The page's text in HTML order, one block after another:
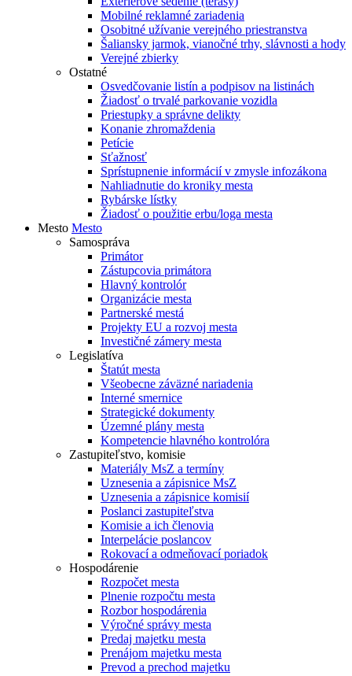
Mobilné reklamné zariadenia
Osobitné užívanie verejného priestranstva
Šaliansky jarmok, vianočné trhy, slávnosti a hody
Verejné zbierky
Ostatné
Osvedčovanie listín a podpisov na listinách
Žiadosť o trvalé parkovanie vozidla
Priestupky a správne delikty
Konanie zhromaždenia
Petície
Sťažnosť
Sprístupnenie informácií v zmysle infozákona
Nahliadnutie do kroniky mesta
Rybárske lístky
Žiadosť o použitie erbu/loga mesta
Mesto Mesto
Samospráva
Primátor
Zástupcovia primátora
Hlavný kontrolór
Organizácie mesta
Partnerské mestá
Projekty EU a rozvoj mesta
Investičné zámery mesta
Legislatíva
Štatút mesta
Všeobecne záväzné nariadenia
Interné smernice
Strategické dokumenty
Územné plány mesta
Kompetencie hlavného kontrolóra
Zastupiteľstvo, komisie
Materiály MsZ a termíny
Uznesenia a zápisnice MsZ
Uznesenia a zápisnice komisií
Poslanci zastupiteľstva
Komisie a ich členovia
Interpelácie poslancov
Rokovací a odmeňovací poriadok
Hospodárenie
Rozpočet mesta
Plnenie rozpočtu mesta
Rozbor hospodárenia
Výročné správy mesta
Predaj majetku mesta
Prenájom majetku mesta
Prevod a prechod majetku